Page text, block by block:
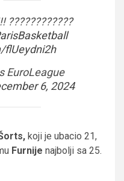
????????????
flUeydni2h
EuroLeague
6, 2024
koji je ubacio 21,
Furnije najbolji sa 25.